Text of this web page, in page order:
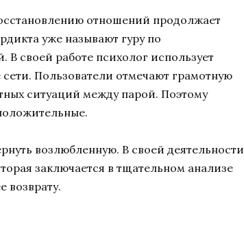
отношений продолжает
уже называют гуру по
своей работе психолог использует
Пользователи отмечают грамотную
ситуаций между парой. Поэтому
возлюбленную. В своей деятельности
заключается в тщательном анализе
возврату.